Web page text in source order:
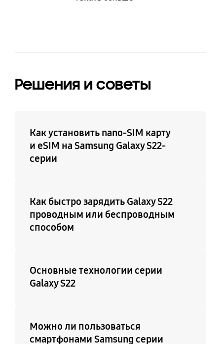
Решения и советы
Как установить nano-SIM карту
и eSIM на Samsung Galaxy S22-
серии
Как быстро зарядить Galaxy S22
проводным или беспроводным
способом
Основные технологии серии
Galaxy S22
Можно ли пользоваться
смартфонами Samsung серии